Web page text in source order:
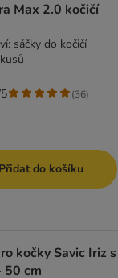
Max 2.0 kočičí
sáčky do kočičí
(36)
Přidat do košíku
kočky Savic Iriz s
50 cm